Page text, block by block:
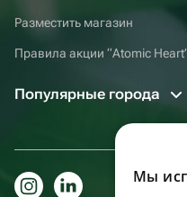
Разместить магазин
Правила акции “Atomic
Популярные города
Мы